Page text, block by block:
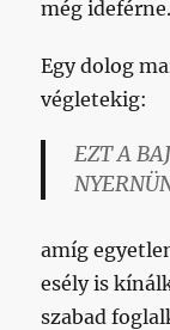
még ideférne.
Egy dolog
végletekig:
EZT A
amíg
esély is
szabad